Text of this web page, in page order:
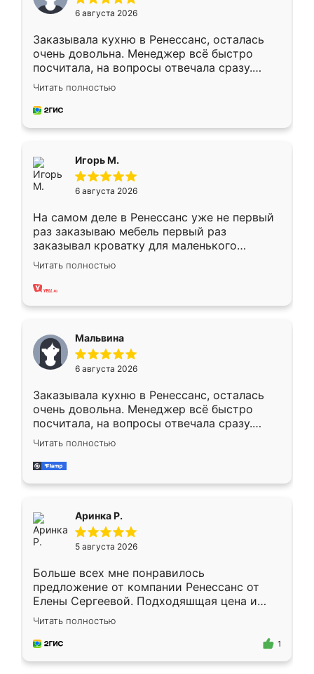
6 августа 2026
Заказывала кухню в Ренессанс, осталась
очень довольна. Менеджер всё быстро
посчитала, на вопросы отвечала сразу.
Замерщик приехал в субботу, подошёл к
делу со всей ответственностью. Собрали
за день, ребята работали аккуратно, даже
Читать полностью
Игорь М.
6 августа 2026
На самом деле в Ренессанс уже не первый
раз заказываю мебель первый раз
заказывал кроватку для маленького
ребёнка при его рождении ,во второй раз
заказал шкаф-купе. По качеству очень
хорошее сборка достаточно быстрая,
меньше, здесь же он более разнообразный.
Мне нравится ,если что-то потребуется из
мебели буду заказывать только здесь.
Читать полностью
Мальвина
6 августа 2026
Заказывала кухню в Ренессанс, осталась
очень довольна. Менеджер всё быстро
посчитала, на вопросы отвечала сразу.
Замерщик приехал в субботу, подошёл к
делу со всей ответственностью. Собрали
за день, ребята работали аккуратно, даже
Читать полностью
Аринка Р.
5 августа 2026
Больше всех мне понравилось
предложение от компании Ренессанс от
Елены Сергеевой. Подходяшщая цена и
короткие сроки изготовления. Приехавший
для замера сотрудник Владислав
предложил по моему эскизу самый
Читать полностью
1